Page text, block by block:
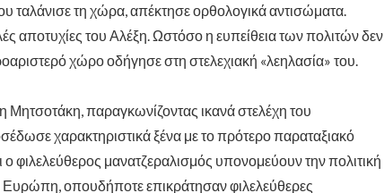
ταλάνισε τη χώρα, απέκτησε ορθολογικά αντισώματα.
αποτυχίες του Αλέξη. Ωστόσο η ευπείθεια των πολιτών δεν
χώρο οδήγησε στη στελεχιακή «λεηλασία» του.
παραγκωνίζοντας ικανά στελέχη του
χαρακτηριστικά ξένα με το πρότερο παραταξιακό
ο φιλελεύθερος μανατζεραλισμός υπονομεύουν την πολιτική
Ευρώπη, οπουδήποτε επικράτησαν φιλελεύθερες